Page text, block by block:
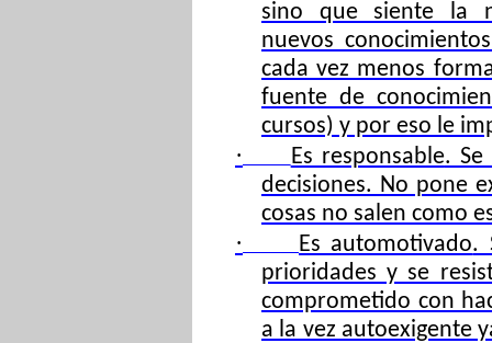
sino que siente la
nuevos
cada vez menos
fuente de
cursos) y por eso le
· Es responsable. Se
decisiones. No pone
cosas no salen como
· Es automotivado.
prioridades y se
comprometido con
a la vez autoexigente